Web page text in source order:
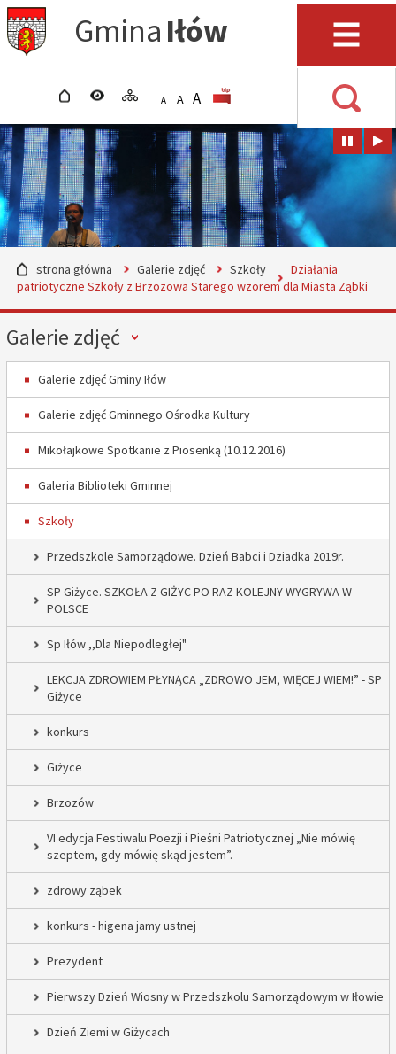
Przejdź do głównego
menu
Przejdź do treści
Przejdź do wyszukiwarki
Przejdź do mapy serwisu
Gmina Iłów Menu
strona głównawersja kontrastowa
mapa serwisu
APOMNIEJSZ CZCIONKĘ
A STANDARDOWY ROZMIAR
A POWIĘKSZ CZCIONKĘ
rozmiar czcionki
strona główna Galerie zdjęć Szkoły
Działania
patriotyczne Szkoły z Brzozowa Starego wzorem dla Miasta Ząbki
Menu
Galerie zdjęć
Galerie zdjęć Gminy Iłów
Galerie zdjęć Gminnego Ośrodka Kultury
Mikołajkowe Spotkanie z Piosenką (10.12.2016)
Galeria Biblioteki Gminnej
Szkoły
Przedszkole Samorządowe. Dzień Babci i Dziadka 2019r.
SP Giżyce. SZKOŁA Z GIŻYC PO RAZ KOLEJNY WYGRYWA W
POLSCE
Sp Iłów ,,Dla Niepodległej"
LEKCJA ZDROWIEM PŁYNĄCA „ZDROWO JEM, WIĘCEJ WIEM!” - SP
Giżyce
konkurs
Giżyce
Brzozów
VI edycja Festiwalu Poezji i Pieśni Patriotycznej „Nie mówię
szeptem, gdy mówię skąd jestem”.
zdrowy ząbek
konkurs - higena jamy ustnej
Prezydent
Pierwszy Dzień Wiosny w Przedszkolu Samorządowym w Iłowie
Dzień Ziemi w Giżycach